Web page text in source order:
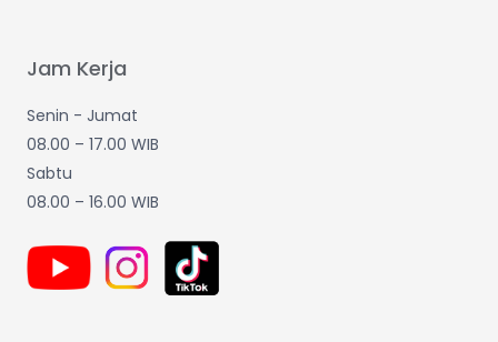
Jam Kerja
Senin - Jumat
08.00 – 17.00 WIB
Sabtu
08.00 – 16.00 WIB